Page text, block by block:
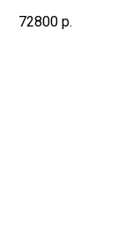
72800 р.